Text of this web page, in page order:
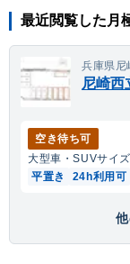
最近閲覧した月
兵庫県尼
尼崎西
空き待ち可
大型車・SUVサイ
平置き
24h利用可